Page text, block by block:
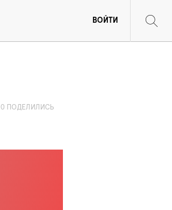
ВОЙТИ
0 ПОДЕЛИЛИСЬ